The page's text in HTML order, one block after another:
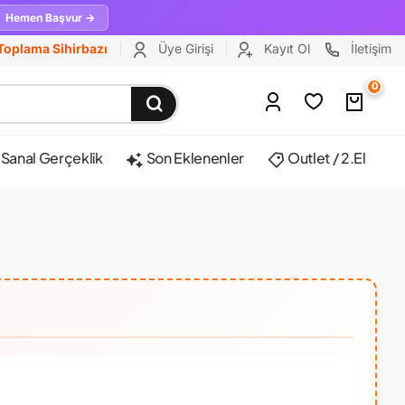
Hemen Başvur →
Sihirbazı Üye Girişi Kayıt Ol İletişim
0
Sanal Gerçeklik Son Eklenenler Outlet / 2.El